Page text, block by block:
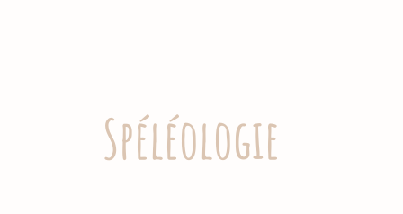
Spéléologie